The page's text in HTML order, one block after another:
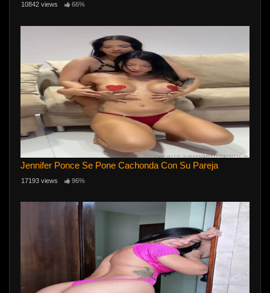
10842 views 66%
Jennifer Ponce Se Pone Cachonda Con Su Pareja
17193 views 96%